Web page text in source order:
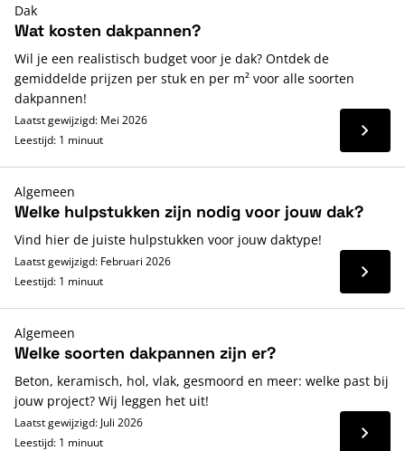
Dak
Wat kosten dakpannen?
Wil je een realistisch budget voor je dak? Ontdek de
gemiddelde prijzen per stuk en per m² voor alle soorten
dakpannen!
Laatst gewijzigd: Mei 2026
Leestijd: 1 minuut
Lees
Algemeen
Welke hulpstukken zijn nodig voor jouw dak?
Vind hier de juiste hulpstukken voor jouw daktype!
Laatst gewijzigd: Februari 2026
Leestijd: 1 minuut
Lees
Algemeen
Welke soorten dakpannen zijn er?
Beton, keramisch, hol, vlak, gesmoord en meer: welke past bij
jouw project? Wij leggen het uit!
Laatst gewijzigd: Juli 2026
Leestijd: 1 minuut
Lees